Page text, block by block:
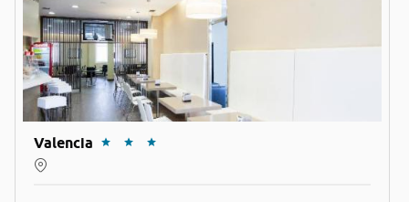
Valencia